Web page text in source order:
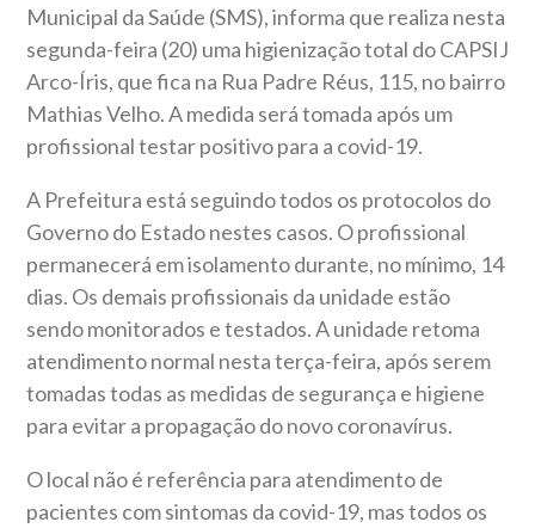
Municipal da Saúde (SMS), informa que realiza nesta
segunda-feira (20) uma higienização total do CAPSIJ
Arco-Íris, que fica na Rua Padre Réus, 115, no bairro
Mathias Velho. A medida será tomada após um
profissional testar positivo para a covid-19.
A Prefeitura está seguindo todos os protocolos do
Governo do Estado nestes casos. O profissional
permanecerá em isolamento durante, no mínimo, 14
dias. Os demais profissionais da unidade estão
sendo monitorados e testados. A unidade retoma
atendimento normal nesta terça-feira, após serem
tomadas todas as medidas de segurança e higiene
para evitar a propagação do novo coronavírus.
O local não é referência para atendimento de
pacientes com sintomas da covid-19, mas todos os